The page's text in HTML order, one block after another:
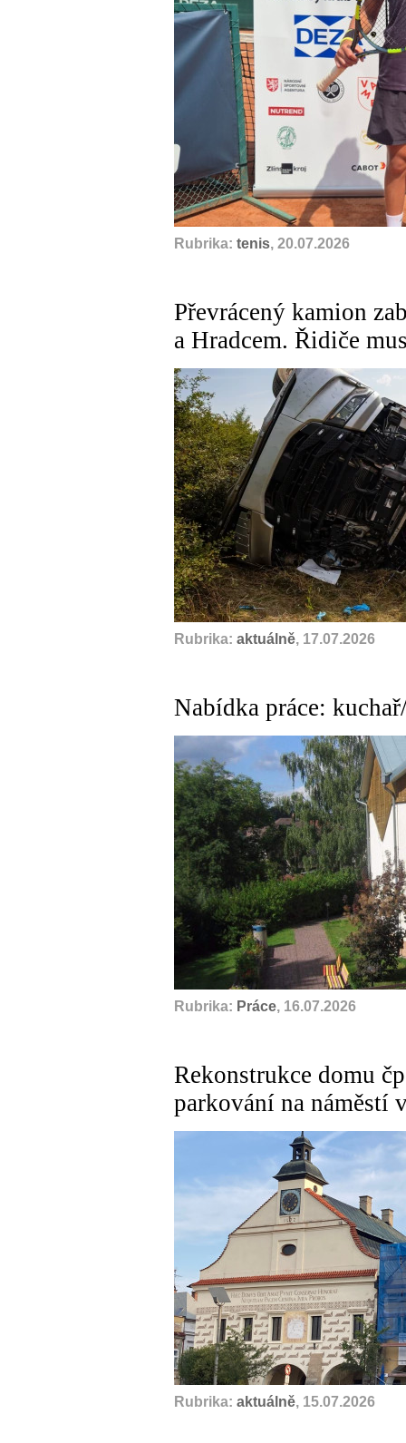
Rubrika: tenis, 20.07.2026
Převrácený kamion
a Hradcem. Řidiče
Rubrika: aktuálně, 17.07.2026
Nabídka práce:
Rubrika: Práce, 16.07.2026
Rekonstrukce domu
parkování na náměstí
Rubrika: aktuálně, 15.07.2026